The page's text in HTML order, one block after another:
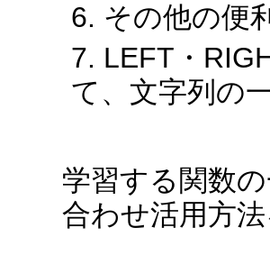
その他の便
LEFT・
て、文字列の
学習する関数
合わせ活用方